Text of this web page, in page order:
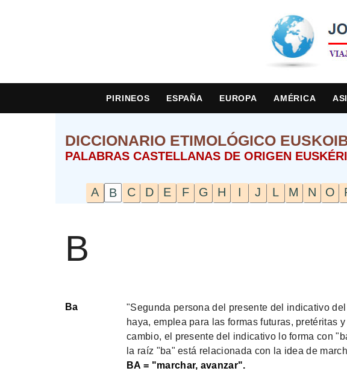
PIRINEOS ESPAÑA EUROPA AMÉRICA
DICCIONARIO ETIMOLÓGICO
PALABRAS CASTELLANAS DE ORIGEN
A B C D E F G H I J L M N O
B
Ba
"Segunda persona del presente del indicativo
haya, emplea para las formas futuras, pretéritas
cambio, el presente del indicativo lo forma con
la raíz "ba" está relacionada con la idea de
BA = "marchar, avanzar".